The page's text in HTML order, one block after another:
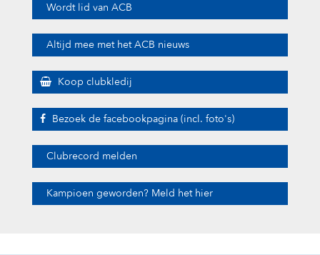
Wordt lid van ACB
Altijd mee met het ACB nieuws
Koop clubkledij
Bezoek de facebookpagina (incl. foto's)
Clubrecord melden
Kampioen geworden? Meld het hier